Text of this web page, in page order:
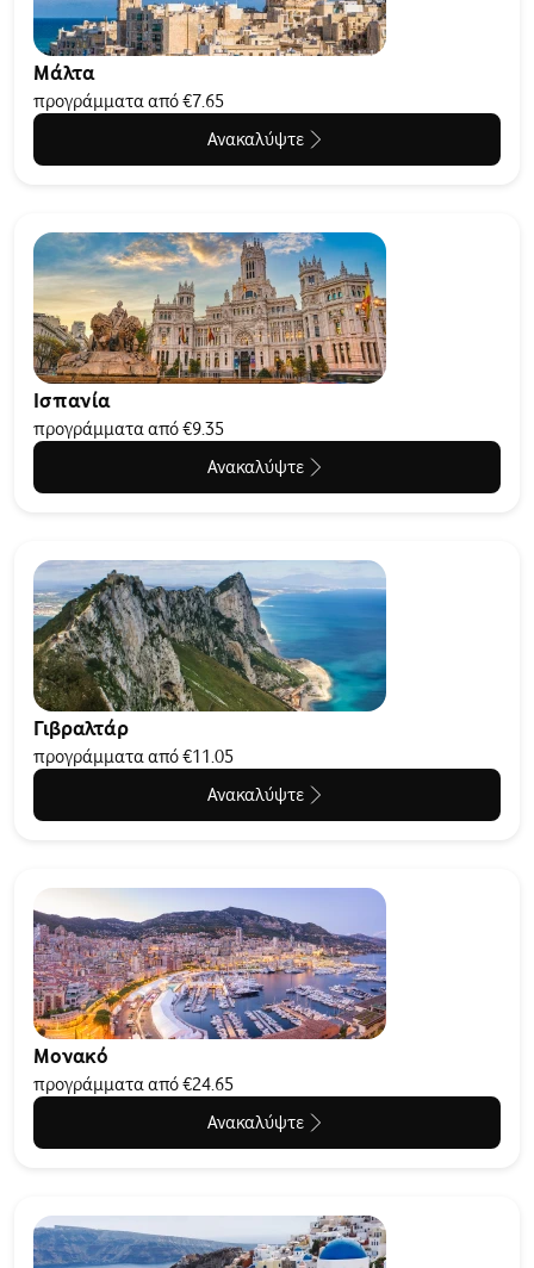
Μάλτα
προγράμματα από €7.65
Ανακαλύψτε
Ισπανία
προγράμματα από €9.35
Ανακαλύψτε
Γιβραλτάρ
προγράμματα από €11.05
Ανακαλύψτε
Μονακό
προγράμματα από €24.65
Ανακαλύψτε